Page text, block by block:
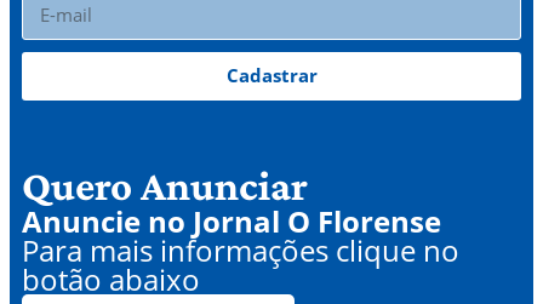
Cadastrar
Quero Anunciar
Anuncie no Jornal O Florense
Para mais informações clique no
botão abaixo